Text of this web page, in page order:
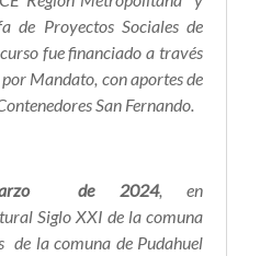
de Proyectos Sociales de
fue financiado a través
Mandato, con aportes de
San Fernando.
de 2024,en
Siglo XXI de la comuna
de la comuna de Pudahuel